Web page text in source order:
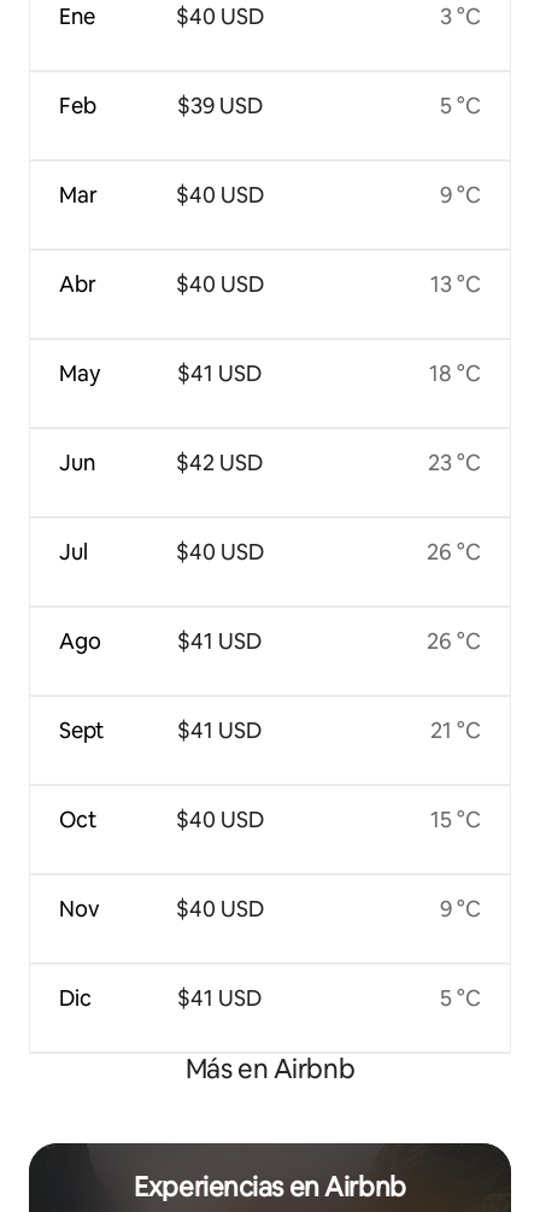
Ene
Feb
Mar
Abr
May
Jun
Jul
Ago
Sept
Oct
Nov
Dic
$40 USD
$39 USD
$40 USD
$40 USD
$41 USD
$42 USD
$40 USD
$41 USD
$41 USD
$40 USD
$40 USD
$41 USD
3 °C
5 °C
9 °C
13 °C
18 °C
23 °C
26 °C
26 °C
21 °C
15 °C
9 °C
5 °C
Más en Airbnb
Experiencias en Airbnb